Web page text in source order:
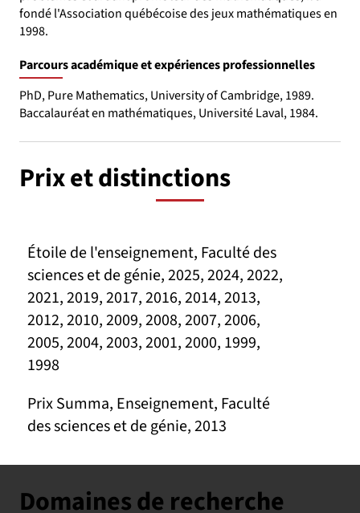
fondé l'Association québécoise des jeux mathématiques en
1998.
Parcours académique et expériences professionnelles
PhD, Pure Mathematics, University of Cambridge, 1989.
Baccalauréat en mathématiques, Université Laval, 1984.
Prix et distinctions
Étoile de l'enseignement, Faculté des
sciences et de génie, 2025, 2024, 2022,
2021, 2019, 2017, 2016, 2014, 2013,
2012, 2010, 2009, 2008, 2007, 2006,
2005, 2004, 2003, 2001, 2000, 1999,
1998
Prix Summa, Enseignement, Faculté
des sciences et de génie, 2013
Domaines de recherche